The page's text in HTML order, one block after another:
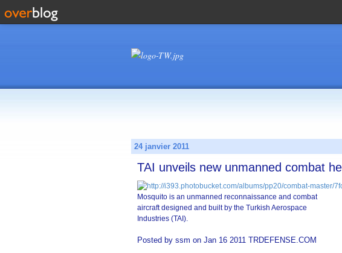
24 janvier 2011
TAI unveils new unmanned combat
Mosquito is an unmanned reconnaissance and combat
aircraft designed and built by the Turkish Aerospace
Industries (TAI).
Posted by ssm on Jan 16 2011 TRDEFENSE.COM